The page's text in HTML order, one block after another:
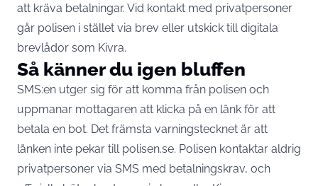
att kräva betalningar. Vid kontakt med privatpersoner
går polisen i stället via brev eller utskick till digitala
brevlådor som Kivra.
Så känner du igen bluffen
SMS:en utger sig för att komma från polisen och
uppmanar mottagaren att klicka på en länk för att
betala en bot. Det främsta varningstecknet är att
länken inte pekar till polisen.se. Polisen kontaktar aldrig
privatpersoner via SMS med betalningskrav, och